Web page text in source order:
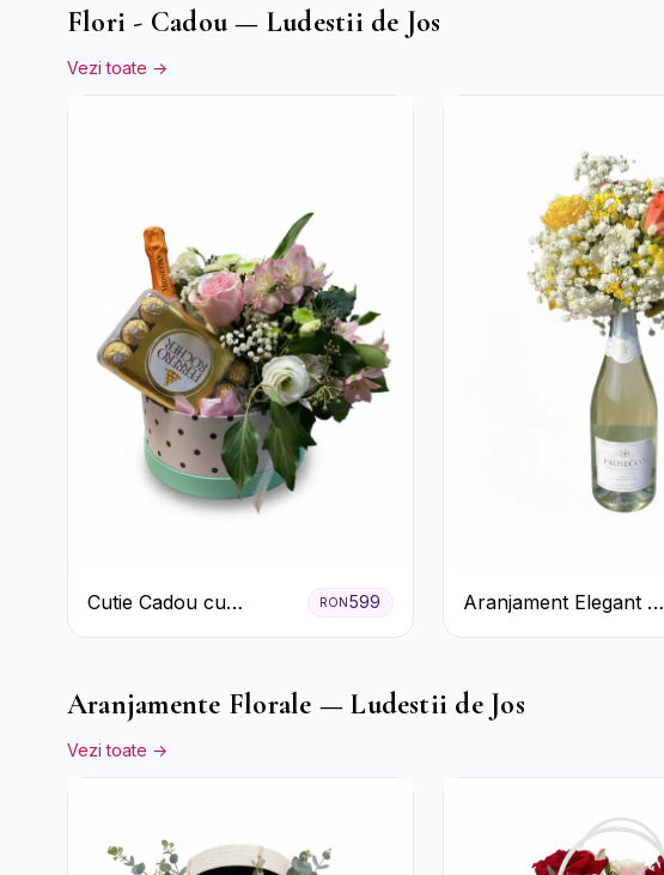
Flori - Cadou — Ludestii de Jos
Vezi toate →
Cutie Cadou cu
Prosecco Mionetto
Pastelate
RON599
Aranjament Elegant cu
Prosecco și Flori
Aranjamente Florale — Ludestii de Jos
Vezi toate →